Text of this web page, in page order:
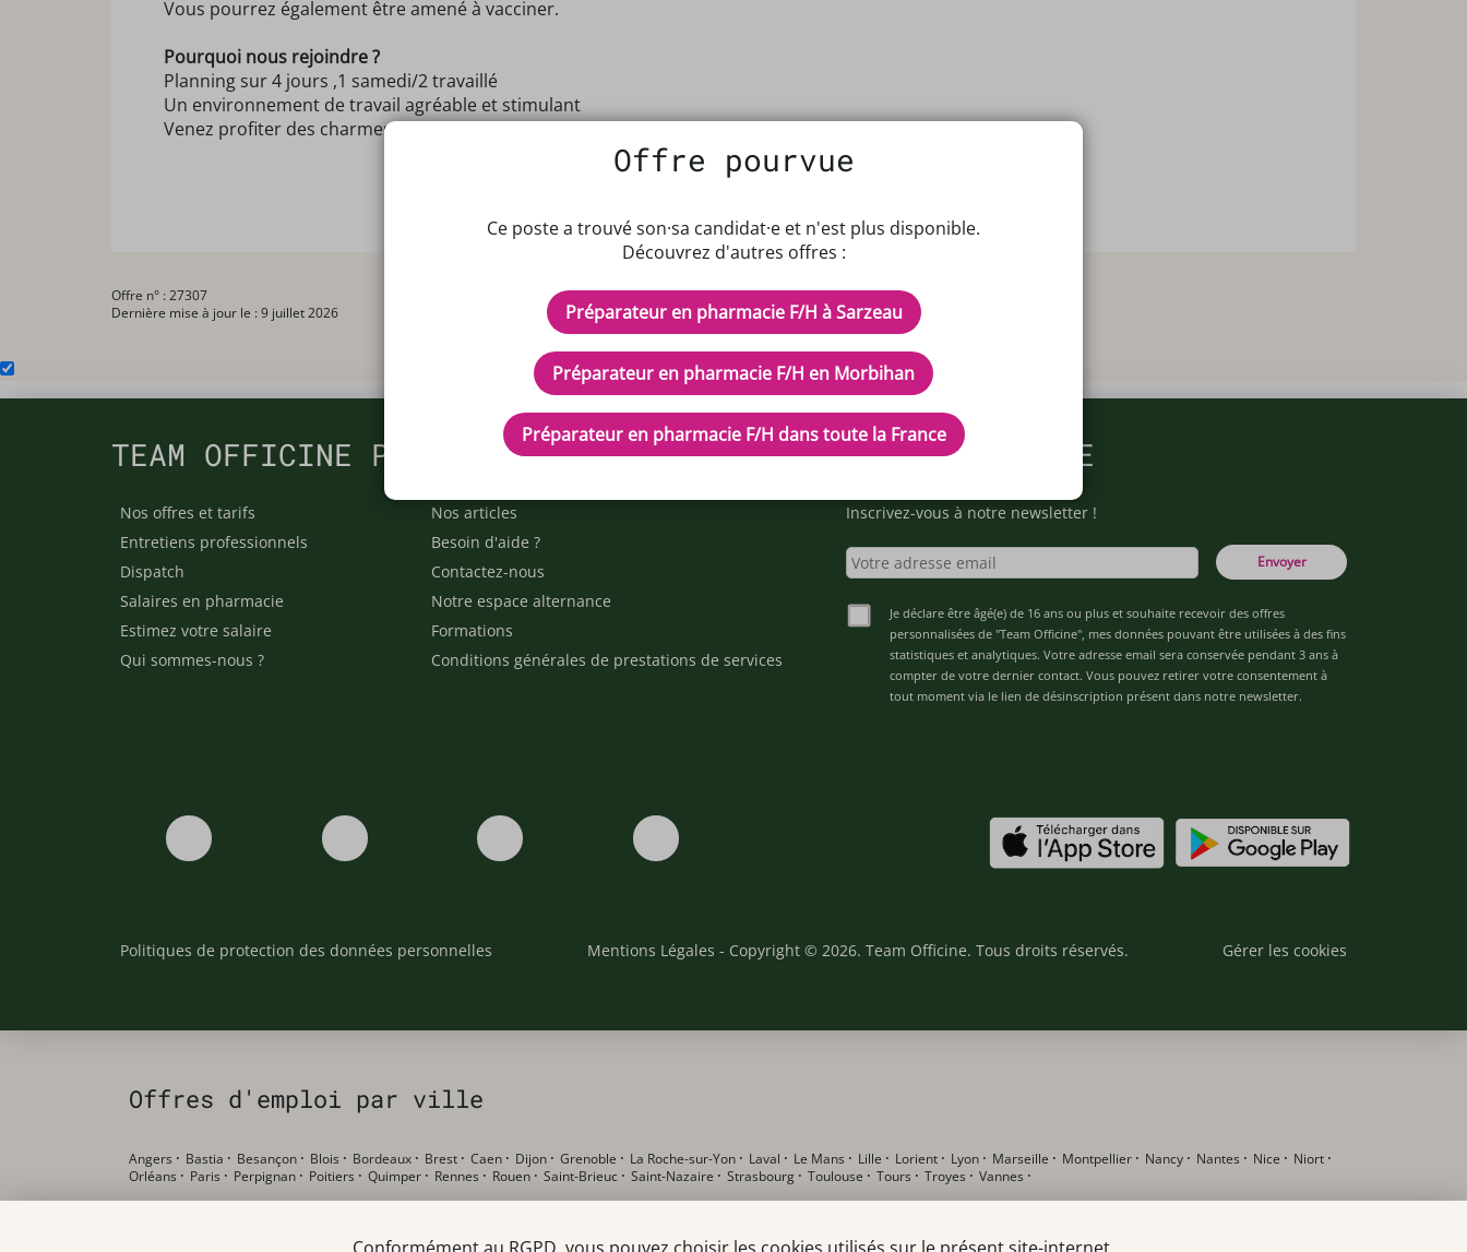
Vous pourrez également être amené à vacciner.
Pourquoi nous rejoindre ?
Planning sur 4 jours ,1 samedi/2 travaillé
Un environnement de travail agréable et stimulant
Venez profiter des charmes de la Presqu'Ile de Rhuys et rejoindre notre équipe pour une belle saison 2026!
Offre n° : 27307
Dernière mise à jour le : 9 juillet 2026
Offre pourvue
Ce poste a trouvé son·sa candidat·e et n'est plus disponible.
Découvrez d'autres offres :
Préparateur en pharmacie F/H à Sarzeau
Préparateur en pharmacie F/H en Morbihan
Préparateur en pharmacie F/H dans toute la France
TEAM OFFICINE PRESCRIPTEUR DE POTENTIELS EN PHARMACIE
Nos offres et tarifs
Entretiens professionnels
Dispatch
Salaires en pharmacie
Estimez votre salaire
Qui sommes-nous ?
Nos articles
Besoin d'aide ?
Contactez-nous
Notre espace alternance
Formations
Conditions générales de prestations de services
Inscrivez-vous à notre newsletter !
Envoyer
Je déclare être âgé(e) de 16 ans ou plus et souhaite recevoir des offres
personnalisées de "Team Officine", mes données pouvant être utilisées à des fins
statistiques et analytiques. Votre adresse email sera conservée pendant 3 ans à
compter de votre dernier contact. Vous pouvez retirer votre consentement à
tout moment via le lien de désinscription présent dans notre newsletter.
Politiques de protection des données personnelles Mentions Légales - Copyright © 2026. Team Officine. Tous droits réservés. Gérer les cookies
Offres d'emploi par ville
Angers · Bastia · Besançon · Blois · Bordeaux · Brest · Caen · Dijon · Grenoble · La Roche-sur-Yon · Laval · Le Mans · Lille · Lorient · Lyon · Marseille · Montpellier · Nancy · Nantes · Nice · Niort ·
Orléans · Paris · Perpignan · Poitiers · Quimper · Rennes · Rouen · Saint-Brieuc · Saint-Nazaire · Strasbourg · Toulouse · Tours · Troyes · Vannes ·
Offres d'emploi par poste